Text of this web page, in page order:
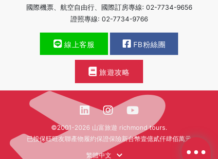
國際機票、航空自由行、國際訂房專線: 02-7734-9656
證照專線: 02-7734-9766
線上客服 FB粉絲團
旅遊攻略
©2001-2026 山富旅遊 richmond tours.
已投保旺旺友聯產物履約保證保險新台幣壹億貳仟肆佰萬元
繁體中文